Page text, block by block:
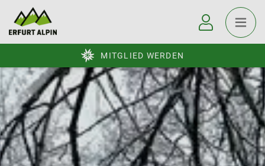
MITGLIED WERDEN